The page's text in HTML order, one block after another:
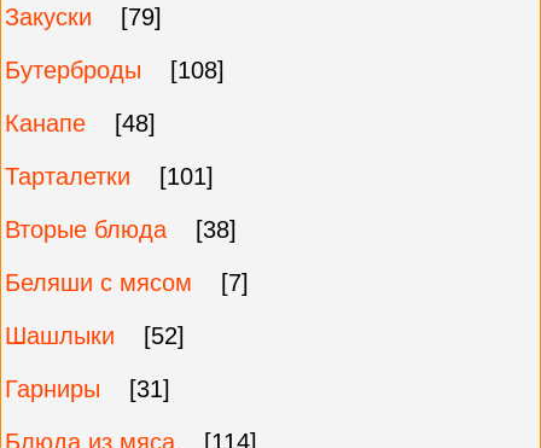
Закуски
[79]
Бутерброды
[108]
Канапе
[48]
Тарталетки
[101]
Вторые блюда
[38]
Беляши с мясом
[7]
Шашлыки
[52]
Гарниры
[31]
Блюда из мяса
[114]